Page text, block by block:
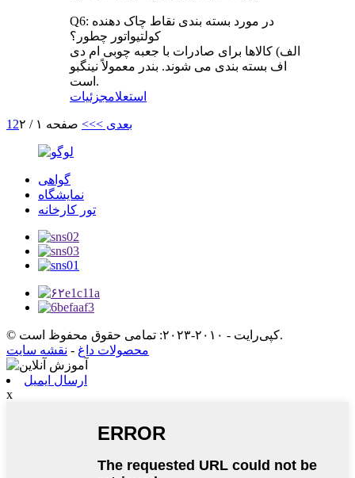
Q6: در مورد بسته بندی نقاط چاک دهنده
کولتیواتور چطور؟
الف) کالاها برای صادرات با جعبه چوبی ام دی
اف بسته بندی می شوند. بندر معمولاً نینگبو
است.
استعلامجزئیات
12 بعدی >>> صفحه ۱ / ۲
گواهی
نمایشگاه
تور کارخانه
© کپی‌رایت - ۲۰۱۰-۲۰۲۳: تمامی حقوق محفوظ است.
محصولات داغ - نقشه سایت
ارسال ایمیل
x